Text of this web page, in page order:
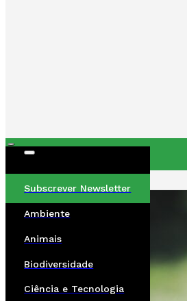
Subscrever Newsletter
Ambiente
Animais
Biodiversidade
Ciência e Tecnologia